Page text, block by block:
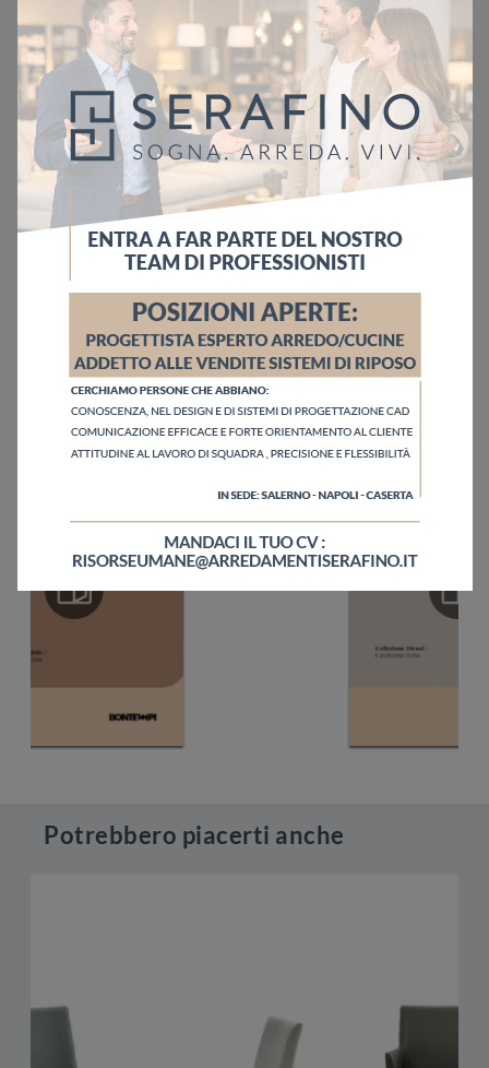
Sfoglia i cataloghi
Ho letto l'informativa sullaPrivacy Policy
Potrebbero piacerti anche